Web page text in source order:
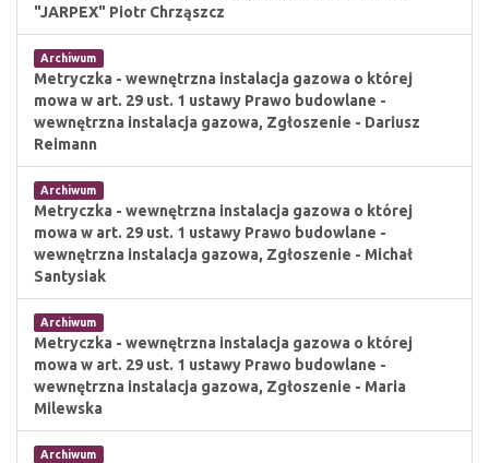
"JARPEX" Piotr Chrząszcz
Archiwum
Metryczka - wewnętrzna instalacja gazowa o której
mowa w art. 29 ust. 1 ustawy Prawo budowlane -
wewnętrzna instalacja gazowa, Zgłoszenie - Dariusz
Reimann
Archiwum
Metryczka - wewnętrzna instalacja gazowa o której
mowa w art. 29 ust. 1 ustawy Prawo budowlane -
wewnętrzna instalacja gazowa, Zgłoszenie - Michał
Santysiak
Archiwum
Metryczka - wewnętrzna instalacja gazowa o której
mowa w art. 29 ust. 1 ustawy Prawo budowlane -
wewnętrzna instalacja gazowa, Zgłoszenie - Maria
Milewska
Archiwum